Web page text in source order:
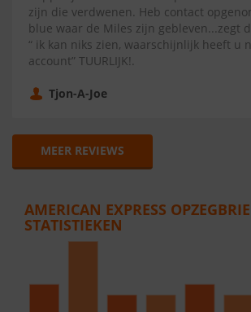
zijn die verdwenen. Heb contact
blue waar de Miles zijn gebleven...zegt
“ ik kan niks zien, waarschijnlijk heeft u
account” TUURLIJK!.
Tjon-A-Joe
MEER REVIEWS
AMERICAN EXPRESS
STATISTIEKEN